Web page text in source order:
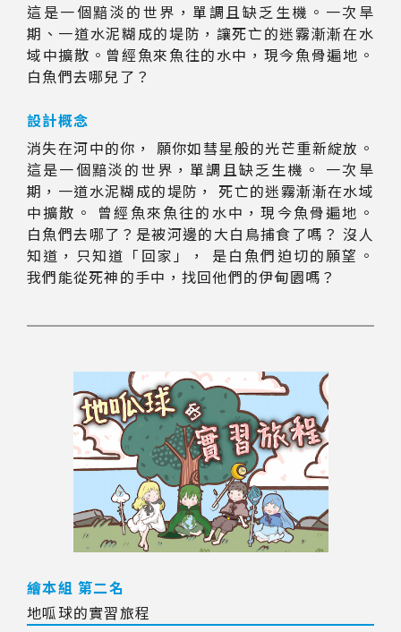
這是一個黯淡的世界，單調且缺乏生機。一次旱
期、一道水泥糊成的堤防，讓死亡的迷霧漸漸在水
域中擴散。曾經魚來魚往的水中，現今魚骨遍地。
白魚們去哪兒了？
設計概念
消失在河中的你， 願你如彗星般的光芒重新綻放。
這是一個黯淡的世界，單調且缺乏生機。 一次旱
期，一道水泥糊成的堤防， 死亡的迷霧漸漸在水域
中擴散。 曾經魚來魚往的水中，現今魚骨遍地。
白魚們去哪了？是被河邊的大白鳥捕食了嗎？ 沒人
知道，只知道「回家」， 是白魚們迫切的願望。
我們能從死神的手中，找回他們的伊甸園嗎？
繪本組 第二名
地呱球的實習旅程